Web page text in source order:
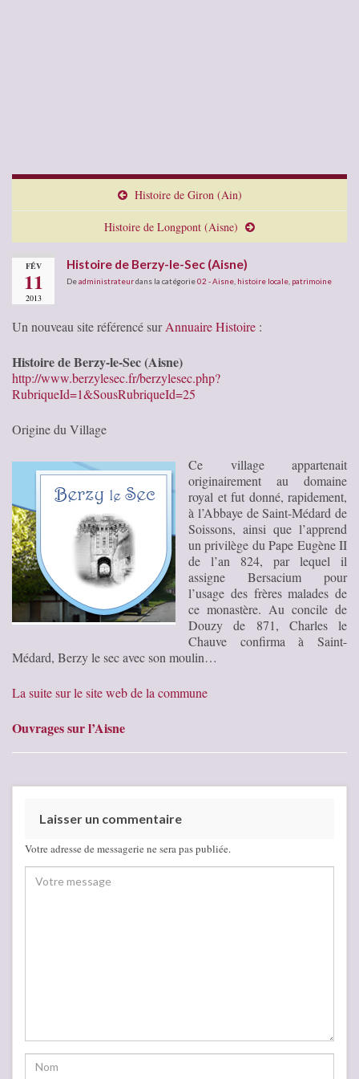
Histoire de Giron (Ain)
Histoire de Longpont (Aisne)
FÉV
11
2013
Histoire de Berzy-le-Sec (Aisne)
Deadministrateurdans la catégorie02 - Aisne histoire locale patrimoine
Un nouveau site référencé surAnnuaire Histoire :
Histoire de Berzy-le-Sec (Aisne)
http://www.berzylesec.fr/berzylesec.php?
RubriqueId=1&SousRubriqueId=25
Origine du Village
Ce village appartenait
originairement au domaine
royal et fut donné, rapidement,
à l’Abbaye de Saint-Médard de
Soissons, ainsi que l’apprend
un privilège du Pape Eugène II
de l’an 824, par lequel il
assigne Bersacium pour
l’usage des frères malades de
ce monastère. Au concile de
Douzy de 871, Charles le
Chauve confirma à Saint-
Médard, Berzy le sec avec son moulin…
La suite sur le site web de la commune
Ouvrages sur l’Aisne
Laisser un commentaire
Votre adresse de messagerie ne sera pas publiée.